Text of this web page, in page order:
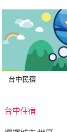
台中民宿
台中住宿